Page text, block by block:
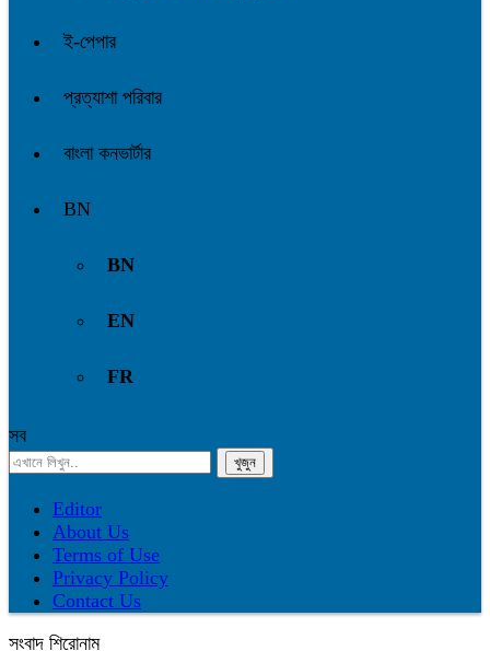
ই-পেপার
প্রত্যাশা পরিবার
বাংলা কনভার্টার
BN
BN
EN
FR
সব
Editor
About Us
Terms of Use
Privacy Policy
Contact Us
সংবাদ শিরোনাম